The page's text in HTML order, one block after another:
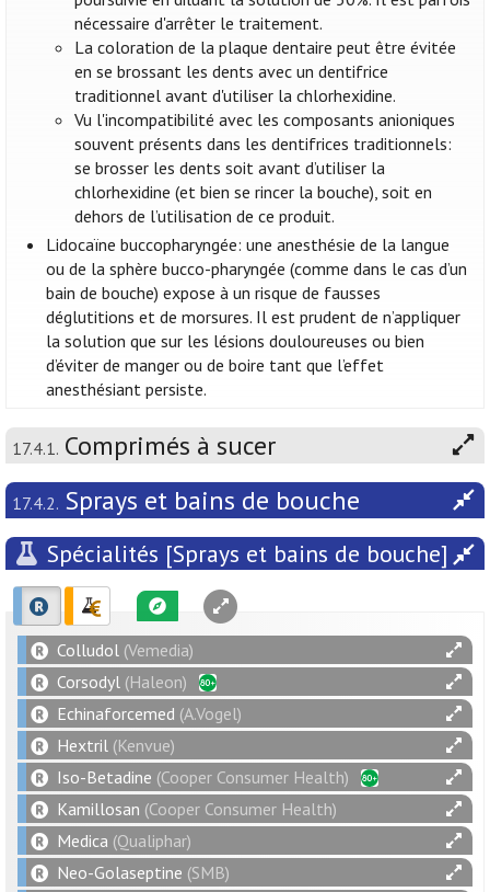
nécessaire d'arrêter le traitement.
La coloration de la plaque dentaire peut être évitée
en se brossant les dents avec un dentifrice
traditionnel avant d'utiliser la chlorhexidine.
Vu l'incompatibilité avec les composants anioniques
souvent présents dans les dentifrices traditionnels:
se brosser les dents soit avant d’utiliser la
chlorhexidine (et bien se rincer la bouche), soit en
dehors de l’utilisation de ce produit.
Lidocaïne buccopharyngée: une anesthésie de la langue
ou de la sphère bucco-pharyngée (comme dans le cas d’un
bain de bouche) expose à un risque de fausses
déglutitions et de morsures. Il est prudent de n’appliquer
la solution que sur les lésions douloureuses ou bien
d’éviter de manger ou de boire tant que l’effet
anesthésiant persiste.
17.4.1. Comprimés à sucer
17.4.2. Sprays et bains de bouche
Spécialités [Sprays et bains de bouche]
Colludol (Vemedia)
Corsodyl (Haleon)
Echinaforcemed (A.Vogel)
Hextril (Kenvue)
Iso-Betadine (Cooper Consumer Health)
Kamillosan (Cooper Consumer Health)
Medica (Qualiphar)
Neo-Golaseptine (SMB)